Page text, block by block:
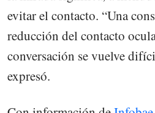
evitar el contacto. “Una
reducción del contacto
conversación se vuelve
expresó.